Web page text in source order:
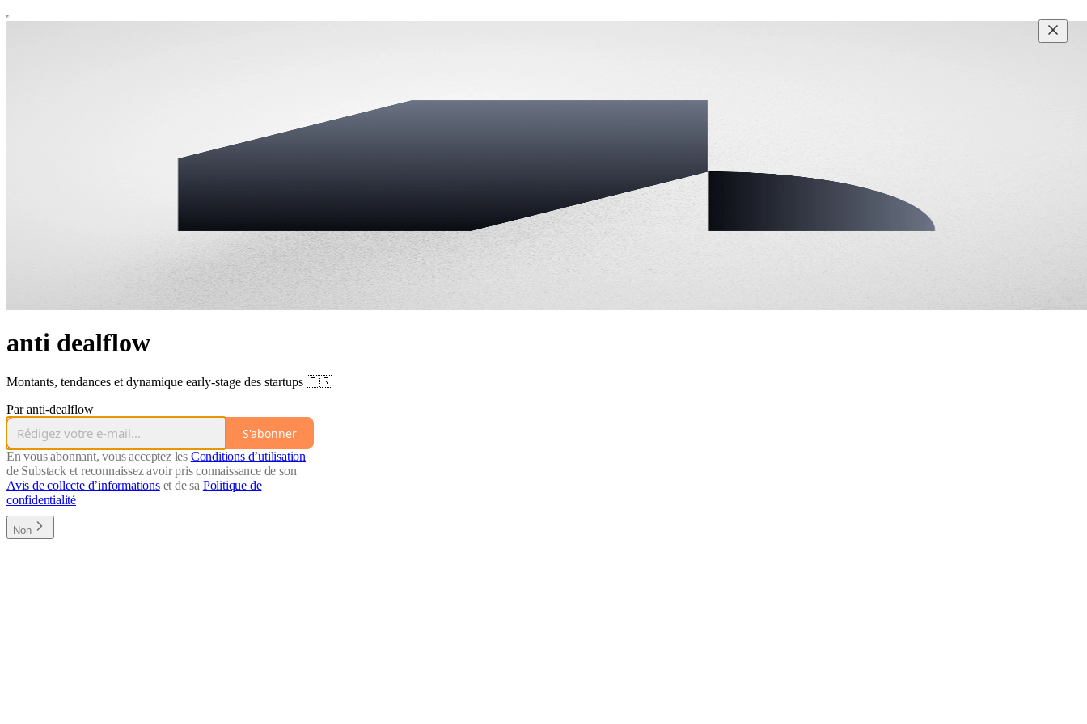
anti dealflow
Montants, tendances et dynamique early-stage des startups 🇫🇷
Par anti-dealflow
S'abonner
En vous abonnant, vous acceptez les Conditions d’utilisation
de Substack et reconnaissez avoir pris connaissance de son
Avis de collecte d’informationset de sa Politique de
confidentialité
Non